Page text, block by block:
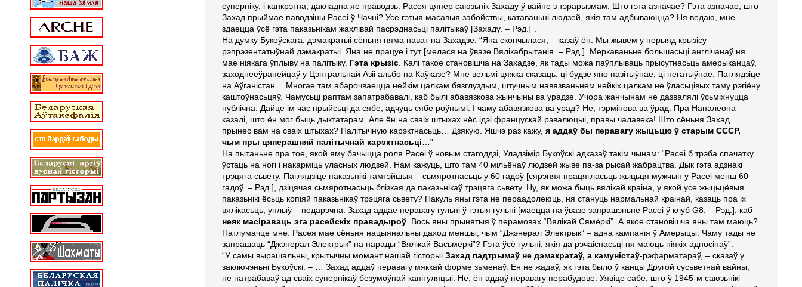
суперніку, і канкрэтна, дакладна яе праводзь. Расея цяпер саюзьнік Захаду ў вайне з тэрарызмам. Што гэта азначае? Гэта азначае, што
Захад прыймае паводзіны Расеі ў Чачні? Усе гэтыя масавыя забойствы, катаваньні людзей, якія там адбываюцца? Ня ведаю, мне
здаецца ўсё гэта паказьнікам жахлівай пасрэднасьці палітыкаў [Захаду. – Рэд.]”.
На думку Букоўскага, дэмакратыі сёньня няма нават на Захадзе. “Яна скончылася, – казаў ён. Мы жывем у перыяд крызісу
рэпрэзентатыўнай дэмакратыі. Яна не працуе і тут [мелася на ўвазе Вялікабрытанія. – Рэд.]. Меркаваньне большасьці англічанаў ня
мае ніякага ўплыву на палітыку. Гэта крызіс . Калі такое становішча на Захадзе, як тады можа паўплываць прысутнасьць амерыканцаў,
заходнееўрапейцаў у Цэнтральнай Азіі альбо на Каўказе? Мне вельмі цяжка сказаць, ці будзе яно пазітыўнае, ці негатыўнае. Паглядзіце
на Аўганістан… Многае там абарочваецца нейкім цалкам бязглуздым, штучным навязваньнем нейкіх цалкам не ўласьцівых таму рэгіёну
каштоўнасьцяў. Чамусьці раптам запатрабавалі, каб былі абавязкова жынчыны ва урадзе. Учора жанчынам не дазвалялі ўсьміхнуцца
публічна. Дайце ім час прыйсьці да сябе, адчуць сябе роўнымі. І чаму абавязкова ва урад? Не, тэрмінова ва ўрад. Пра Напалеона
казалі, што ён мог быць дыктатарам. Але ён на сваіх штыхах нёс ідэі францускай рэвалюцыі, правы чалавека! Што сёньня Захад
прынес вам на сваіх штыхах? Палітычную карэктнасьць… Дзякую. Яшчэ раз кажу,я аддаў бы перавагу жыцьцю ў старым СССР,
чым пры цяперашняй палітычнай карэктнасьці …”
На пытаньне пра тое, якой яму бачыцца роля Расеі ў новым стагоддзі, Уладзімір Букоўскі адказаў такім чынам: “Расеі б трэба спачатку
ўстаць на ногі і накарміць уласных людзей. Нам кажуць, што там 40 мільёнаў людзей жыве па-за рысай жабрацтва. Дык гэта адзнакі
трэцяга сьвету. Паглядзіце паказьнікі тамтэйшыя – сьмяротнасьць у 60 гадоў [сярэняя працягласьць жыцьця мужчын у Расеі менш 60
гадоў. – Рэд.], дзіцячая сьмяротнасьць блізкая да паказьнікаў трэцяга сьвету. Ну, як можа быць вялікай краіна, у якой усе жыцьцёвыя
паказьнікі ёсьць копіяй паказьнікаў трэцяга сьвету? Пакуль яны гэта не пераадолеюць, ня стануць нармальнай краінай, казаць пра іх
вялікасьць, уплыў – недарэчна. Захад аддае перавагу гульні ў гэтыя гульні [маецца на ўвазе запрашэньне Расеі ў клуб G8. – Рэд.], каб
неяк масіраваць эга расейскіх правадыроў . Вось яны прынятыя ў перамовах “Вялікай Сямёркі”. А якое становішча яны там маюць?
Патлумачце мне. Расея мае сёньня нацыянальны даход меншы, чым “Джэнерал Электрык” – адна кампанія ў Амерыцы. Чаму тады не
запрашаць “Джэнерал Электрык” на нарады “Вялікай Васьмёркі”? Гэта ўсё гульні, якія да рэчаіснасьці ня маюць ніякіх адносінаў”.
“У самы вырашальны, крытычны момант нашай гісторыіЗахад падтрымаў не дэмакратаў, а камуністаў-рэфарматараў, – сказаў у
заключэньні Букоўскі. – … Захад аддаў перавагу мяккай форме зьменаў. Ён не жадаў, як гэта было ў канцы Другой сусьветнай вайны,
не патрабаваў ад сваіх супернікаў безумоўнай капітуляцыі. Не, ён аддаў перавагу перабудове. Уявіце сабе, што ў 1945-м саюзьнікі